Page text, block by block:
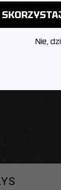
Nie,